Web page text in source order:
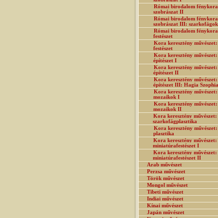
Római birodalom
szobrászat II
Római birodalom
szobrászat III: szarkofágok
Római birodalom
festészet
Kora keresztény művészet:
festészet
Kora keresztény művészet:
építészet I
Kora keresztény művészet:
építészet II
Kora keresztény művészet:
építészet III: Hagia Szophia
Kora keresztény művészet:
mozaikok I
Kora keresztény művészet:
mozaikok II
Kora keresztény művészet:
szarkofágplasztika
Kora keresztény művészet:
plasztika
Kora keresztény művészet:
miniatúrafestészet I
Kora keresztény művészet:
miniatúrafestészet II
Arab művészet
Perzsa művészet
Török művészet
Mongol művészet
Tibeti művészet
Indiai művészet
Kínai művészet
Japán művészet